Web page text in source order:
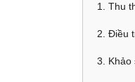
1. Thu
2. Điều
3. Khảo